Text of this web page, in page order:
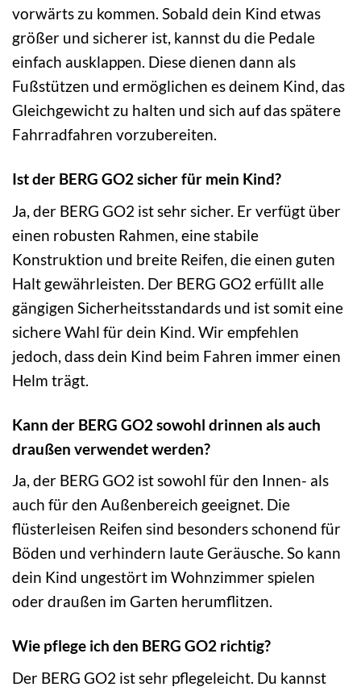
vorwärts zu kommen. Sobald dein Kind etwas
größer und sicherer ist, kannst du die Pedale
einfach ausklappen. Diese dienen dann als
Fußstützen und ermöglichen es deinem Kind, das
Gleichgewicht zu halten und sich auf das spätere
Fahrradfahren vorzubereiten.
Ist der BERG GO2 sicher für mein Kind?
Ja, der BERG GO2 ist sehr sicher. Er verfügt über
einen robusten Rahmen, eine stabile
Konstruktion und breite Reifen, die einen guten
Halt gewährleisten. Der BERG GO2 erfüllt alle
gängigen Sicherheitsstandards und ist somit eine
sichere Wahl für dein Kind. Wir empfehlen
jedoch, dass dein Kind beim Fahren immer einen
Helm trägt.
Kann der BERG GO2 sowohl drinnen als auch
draußen verwendet werden?
Ja, der BERG GO2 ist sowohl für den Innen- als
auch für den Außenbereich geeignet. Die
flüsterleisen Reifen sind besonders schonend für
Böden und verhindern laute Geräusche. So kann
dein Kind ungestört im Wohnzimmer spielen
oder draußen im Garten herumflitzen.
Wie pflege ich den BERG GO2 richtig?
Der BERG GO2 ist sehr pflegeleicht. Du kannst